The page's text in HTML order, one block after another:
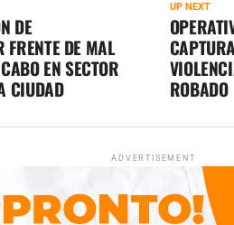
UP NEXT
ROBADO
DE
FRENTE DE MAL
EN SECTOR
CIUDAD
ADVERTISEMENT